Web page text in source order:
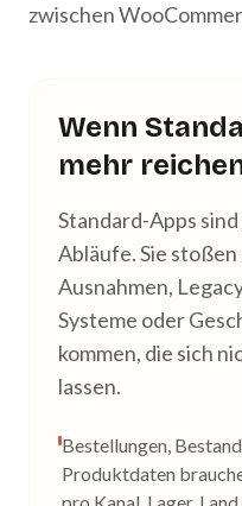
zwischen
Wenn
mehr
Standard-Apps
Abläufe. Sie stoßen
Ausnahmen,
Systeme oder
kommen, die sich
lassen.
Bestellungen,
Produktdaten